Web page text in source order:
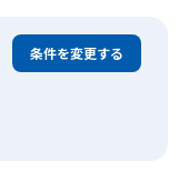
条件を変更する